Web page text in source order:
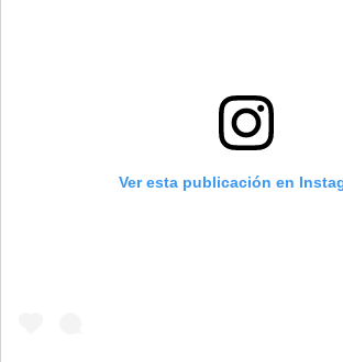
Ver esta publicación en